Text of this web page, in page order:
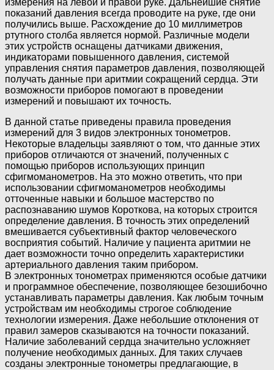
показаний давления всегда проводите на руке, где они
получились выше. Расхождение до 10 миллиметров
ртутного столба является нормой. Различные модели
этих устройств оснащены датчиками движения,
индикаторами повышенного давления, системой
управления снятия параметров давления, позволяющей
получать данные при аритмии сокращений сердца. Эти
возможности приборов помогают в проведении
измерений и повышают их точность.
В данной статье приведены правила проведения
измерений для 3 видов электронных тонометров.
Некоторые владельцы заявляют о том, что данные этих
приборов отличаются от значений, полученных с
помощью приборов использующих принцип
сфигмоманометров. На это можно ответить, что при
использовании сфигмоманометров необходимы
отточенные навыки и большое мастерство по
распознаванию шумов Короткова, на которых строится
определение давления. В точность этих определений
вмешивается субъективный фактор человеческого
восприятия событий. Наличие у пациента аритмии не
дает возможности точно определить характеристики
артериального давления таким прибором.
В электронных тонометрах применяются особые датчики
и программное обеспечение, позволяющее безошибочно
устанавливать параметры давления. Как любым точным
устройствам им необходимы строгое соблюдение
технологии измерения. Даже небольшие отклонения от
правил замеров сказываются на точности показаний.
Наличие заболеваний сердца значительно усложняет
получение необходимых данных. Для таких случаев
созданы электронные тонометры предлагающие, в